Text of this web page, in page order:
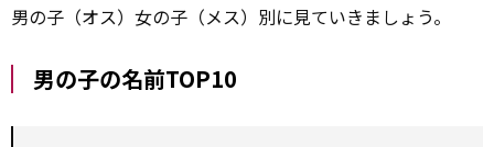
男の子（オス）女の子（メス）別に見ていきましょう。
男の子の名前TOP10